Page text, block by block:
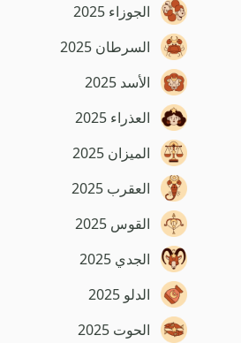
الجوزاء 2025
السرطان 2025
الأسد 2025
العذراء 2025
الميزان 2025
العقرب 2025
القوس 2025
الجدي 2025
الدلو 2025
الحوت 2025